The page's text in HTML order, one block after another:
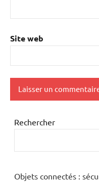
Site web
Rechercher
Objets connectés :